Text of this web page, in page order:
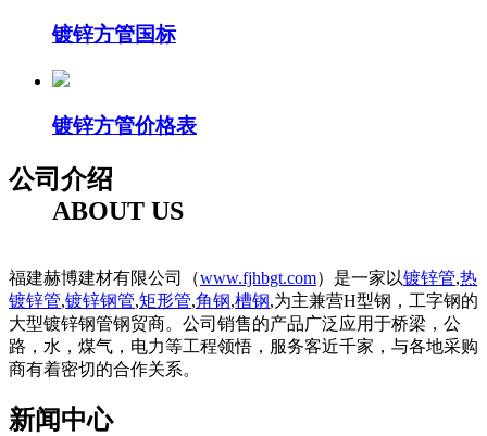
镀锌方管国标
镀锌方管价格表
公司介绍
ABOUT US
福建赫博建材有限公司（www.fjhbgt.com）是一家以镀锌管,热
镀锌管,镀锌钢管,矩形管,角钢,槽钢,为主兼营H型钢，工字钢的
大型镀锌钢管钢贸商。公司销售的产品广泛应用于桥梁，公
路，水，煤气，电力等工程领悟，服务客近千家，与各地采购
商有着密切的合作关系。
新闻中心